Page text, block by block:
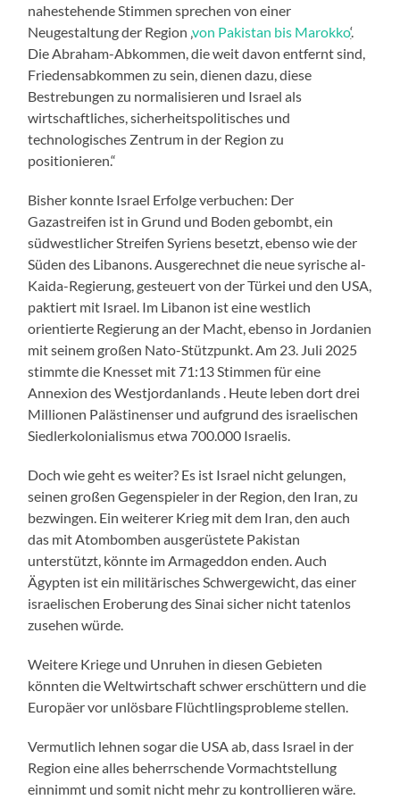
nahestehende Stimmen sprechen von einer
Neugestaltung der Region ‚von Pakistan bis Marokko‘.
Die Abraham-Abkommen, die weit davon entfernt sind,
Friedensabkommen zu sein, dienen dazu, diese
Bestrebungen zu normalisieren und Israel als
wirtschaftliches, sicherheitspolitisches und
technologisches Zentrum in der Region zu
positionieren.“
Bisher konnte Israel Erfolge verbuchen: Der
Gazastreifen ist in Grund und Boden gebombt, ein
südwestlicher Streifen Syriens besetzt, ebenso wie der
Süden des Libanons. Ausgerechnet die neue syrische al-
Kaida-Regierung, gesteuert von der Türkei und den USA,
paktiert mit Israel. Im Libanon ist eine westlich
orientierte Regierung an der Macht, ebenso in Jordanien
mit seinem großen Nato-Stützpunkt. Am 23. Juli 2025
stimmte die Knesset mit 71:13 Stimmen für eine
Annexion des Westjordanlands . Heute leben dort drei
Millionen Palästinenser und aufgrund des israelischen
Siedlerkolonialismus etwa 700.000 Israelis.
Doch wie geht es weiter? Es ist Israel nicht gelungen,
seinen großen Gegenspieler in der Region, den Iran, zu
bezwingen. Ein weiterer Krieg mit dem Iran, den auch
das mit Atombomben ausgerüstete Pakistan
unterstützt, könnte im Armageddon enden. Auch
Ägypten ist ein militärisches Schwergewicht, das einer
israelischen Eroberung des Sinai sicher nicht tatenlos
zusehen würde.
Weitere Kriege und Unruhen in diesen Gebieten
könnten die Weltwirtschaft schwer erschüttern und die
Europäer vor unlösbare Flüchtlingsprobleme stellen.
Vermutlich lehnen sogar die USA ab, dass Israel in der
Region eine alles beherrschende Vormachtstellung
einnimmt und somit nicht mehr zu kontrollieren wäre.